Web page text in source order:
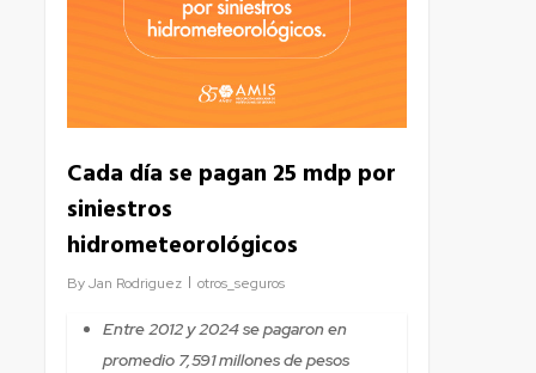
Cada día se pagan 25 mdp por
siniestros
hidrometeorológicos
By Jan Rodriguez otros_seguros
Entre 2012 y 2024 se pagaron en
promedio 7,591 millones de pesos